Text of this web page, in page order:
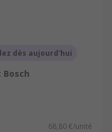
dès aujourd'hui
68,80 €/unité